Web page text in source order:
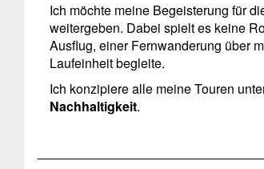
Ich möchte meine Begeisterung für
weitergeben. Dabei spielt es keine
Ausflug, einer Fernwanderung über
Laufeinheit begleite.
Ich konzipiere alle meine Touren
Nachhaltigkeit.